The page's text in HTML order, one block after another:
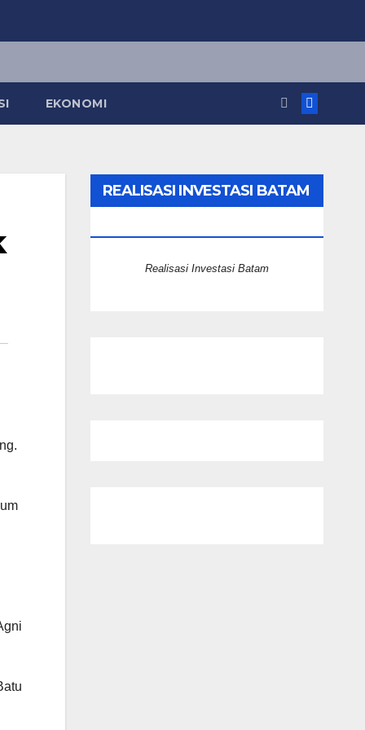
EKONOMI
REALISASI INVESTASI BATAM
Realisasi Investasi Batam